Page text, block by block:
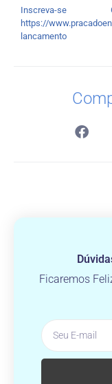
Inscreva-se
https://
lancamento
Ficaremos